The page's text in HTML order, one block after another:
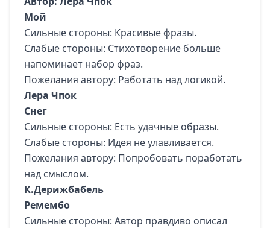
Мой
Сильные стороны: Красивые фразы.
Слабые стороны: Стихотворение больше
напоминает набор фраз.
Пожелания автору: Работать над логикой.
Лера Чпок
Снег
Сильные стороны: Есть удачные образы.
Слабые стороны: Идея не улавливается.
Пожелания автору: Попробовать поработать
над смыслом.
К.Дерижбабель
Ремембо
Сильные стороны: Автор правдиво описал